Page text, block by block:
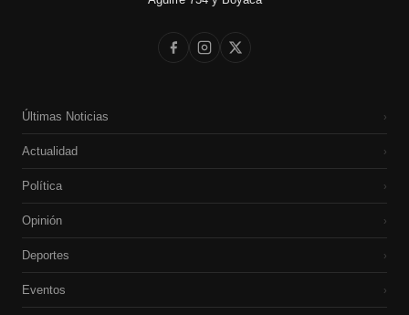
Últimas Noticias ›
Actualidad ›
Política ›
Opinión ›
Deportes ›
Eventos ›